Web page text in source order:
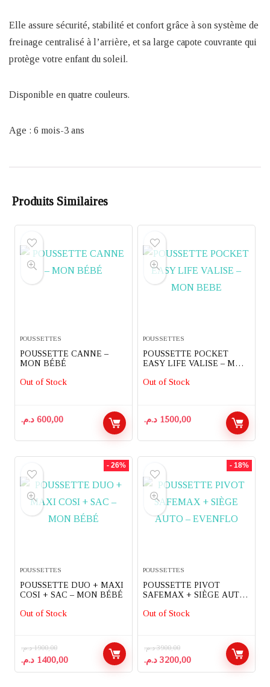
Elle assure sécurité, stabilité et confort grâce à son système de
freinage centralisé à l’arrière, et sa large capote couvrante qui
protège votre enfant du soleil.
Disponible en quatre couleurs.
Age : 6 mois-3 ans
Produits Similaires
POUSSETTES
POUSSETTE CANNE –
MON BÉBÉ
Out of Stock
600,00 د.م.
POUSSETTES
POUSSETTE POCKET
EASY LIFE VALISE – MON
Out of Stock
1500,00 د.م.
- 26%
POUSSETTES
POUSSETTE DUO + MAXI
COSI + SAC – MON BÉBÉ
Out of Stock
1900,00 د.م.
Le
prix
1400,00 د.م.
Le
prix
- 18%
POUSSETTES
POUSSETTE PIVOT
SAFEMAX + SIÈGE AUTO
Out of Stock
3900,00 د.م.
Le
prix
3200,00 د.م.
Le
prix